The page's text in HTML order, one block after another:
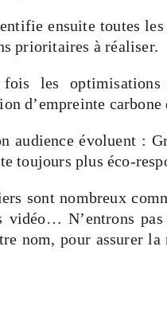
ensuite toutes
prioritaires à réaliser.
fois les
d’empreinte carbone
audience évoluent :
toujours plus éco-
sont nombreux
vidéo… N’entrons
nom, pour assurer